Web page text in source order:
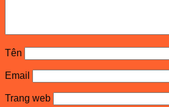
Tên
Email
Trang web